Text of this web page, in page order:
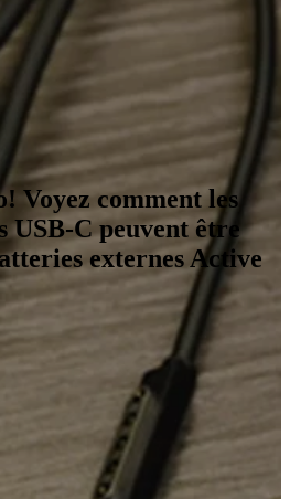
Voyez comment les
USB-C peuvent être
externes Active